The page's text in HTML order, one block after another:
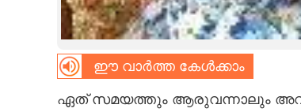
CARTOONS ഈ വാർത്ത കേൾക്കാം
ഏ​ത് സ​മ​യ​ത്തും​ ആ​രു​വ​ന്നാ​ലും​